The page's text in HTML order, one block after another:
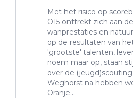
Met het risico op
O15 onttrekt zich aan
wanprestaties en
op de resultaten van
'grootste' talenten,
noem maar op, staan
over de
Weghorst na hebben
Oranje...